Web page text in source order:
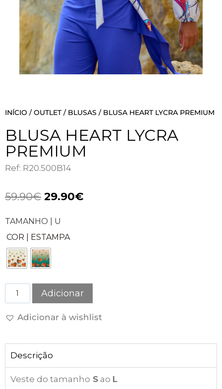
INÍCIO /OUTLET/ BLUSAS / BLUSA HEART LYCRA PREMIUM
BLUSA HEART LYCRA
PREMIUM
Ref: R20.500B14
59.90€ 29.90€
TAMANHO | U
COR | ESTAMPA
Adicionar
Adicionar à wishlist
Descrição
Veste do tamanho S ao L